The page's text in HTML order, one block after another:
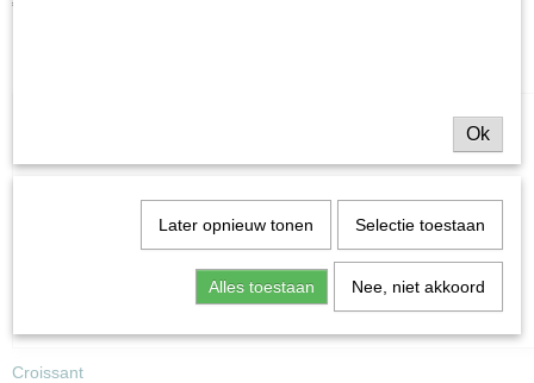
€ 0,53
Croissant
Ok
Later opnieuw tonen Selectie toestaan
Alles toestaan Nee, niet akkoord